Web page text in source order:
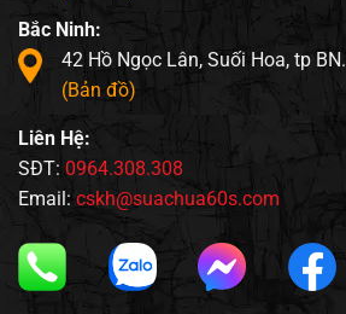
Bắc Ninh:
42 Hồ Ngọc Lân, Suối Hoa, tp BN.
(Bản đồ)
Liên Hệ:
SĐT: 0964.308.308
Email: cskh@suachua60s.com